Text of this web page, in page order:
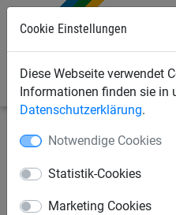
Cookie Einstellungen
Diese Webseite verwendet
Informationen finden sie in
Datenschutzerklärung.
Notwendige Cookies
Statistik-Cookies
Marketing Cookies
Sportnetze Seile/Taue/
Ziehtau, 15 m